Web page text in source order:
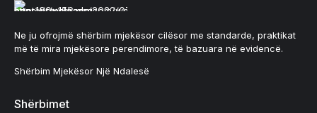
Ne ju ofrojmë shërbim mjekësor cilësor me standarde, praktikat
më të mira mjekësore perendimore, të bazuara në evidencë.
Shërbim Mjekësor Një Ndalesë
Shërbimet